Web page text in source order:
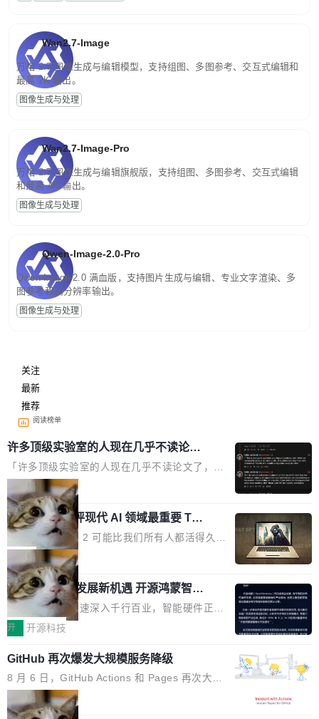
Wan2.7-Image
万相 2.7 图像生成与编辑模型，支持组图、多图参考、交互式编辑和
最高 2K 输出。
图像生成与处理
Wan2.7-Image-Pro
万相 2.7 图像生成与编辑旗舰版，支持组图、多图参考、交互式编辑
和最高 4K 输出。
图像生成与处理
Qwen-Image-2.0-Pro
Qwen-Image-2.0 满血版，支持图片生成与编辑、专业文字渲染、多
图参考和高分辨率输出。
图像生成与处理
关注
最新
推荐
阅读榜单
许多顶级实验室的人现在几乎不读论文
了
「许多顶级实验室的人现在几乎不读论文了，而
且他们认为 ICLR/ICML/NeurIPS 充斥着大量过
度宣传和欺诈。」 OpenAI 研究员 Keller Jorda
n 这条推文引发了广泛讨论。他不是在说风凉
话，他是说出了一个圈内人尽皆知但很少公开捅
破的事实。 Jordan 随后补充了一句软化声明：
「我不认为这些会议上大部分论文都在过度宣传
或造假。问题是，作为读者，如果你筛选出那些
看起来最令人兴奋的论文，那它们大部分都是过
度宣传的。」 这才是真正的痛点。不是所有论文
都有问题，是最吸引眼球的那批论文最有问题。
他引用的帖子来自 Mathew Shen，一位 ICLR 2
026 的读者：「看了篇 ...
局
xAI 前工程师评现代 AI 领域最重要 Top
3 开源项目
Flash Attention 2 可能比我们所有人都活得久。
这句话不是来自某个技术博客，而是出自 Hieu
Pham 的一条推文。Hieu Pham 是谁？他是 xAI
的早期工程师之一，在 Grok 训练基础设施团队
工作过。近日他在 X 上发了一条帖子，列出了他
认为现代 AI 领域最重要的三个开源项目。 第一
个名字毫无悬念：Flash Attention 2。 Hieu 的
理由很具体。FA 系列不需要解释，但 FA2 是他
认为最重要的一个——复杂度恰到好处，刚好能
驱动你去学 CuTe，但还没被那些"邪恶的" Hopp
er++ 优化所淹没，足够容易修改和适配。 更关
局
共商智能硬件发展新机遇 开源鸿蒙智能
硬件开发者日杭州站即将举行
随着万物智联加速深入千行百业，智能硬件正从
单点设备迈向智能化、网联化、协同化发展。作
鸿蒙通过统一技术底座和分布式能力，为不同类
型智能设备的开发、连接与互联提供关键支撑，
也为产业链企业探索产品创新与商业增长打开新
的空间。 8月14日，开源鸿蒙智能硬件开发者日
开 开源科技
GitHub 再次爆发大规模服务降级
8 月 6 日，GitHub Actions 和 Pages 再次大规
模服务降级，Actions 完全不可用超过 5 小时，
webhook 停发，连自托管 runner 也因调度层故
局